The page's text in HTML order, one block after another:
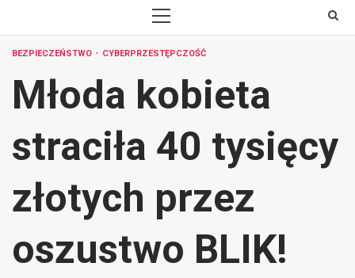
PRIMARY
BEZPIECZEŃSTWO CYBERPRZESTĘPCZOŚĆ
Młoda kobieta
straciła 40 tysięcy
złotych przez
oszustwo BLIK!